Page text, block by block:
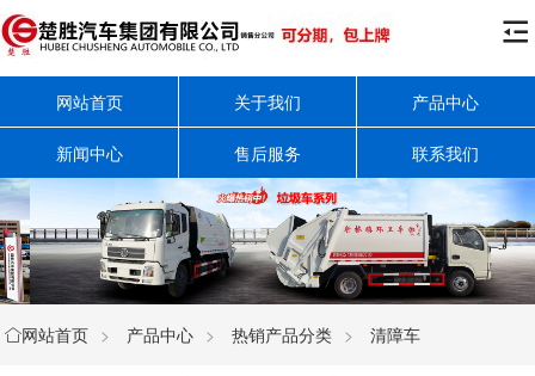

网站首页 关于我们 产品中心
新闻中心 售后服务 联系我们
网站首页 > 产品中心 > 热销产品分类 > 清障车